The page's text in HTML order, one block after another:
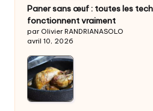
Paner sans œuf : toutes les
fonctionnent vraiment
par Olivier RANDRIANASOLO
avril 10, 2026